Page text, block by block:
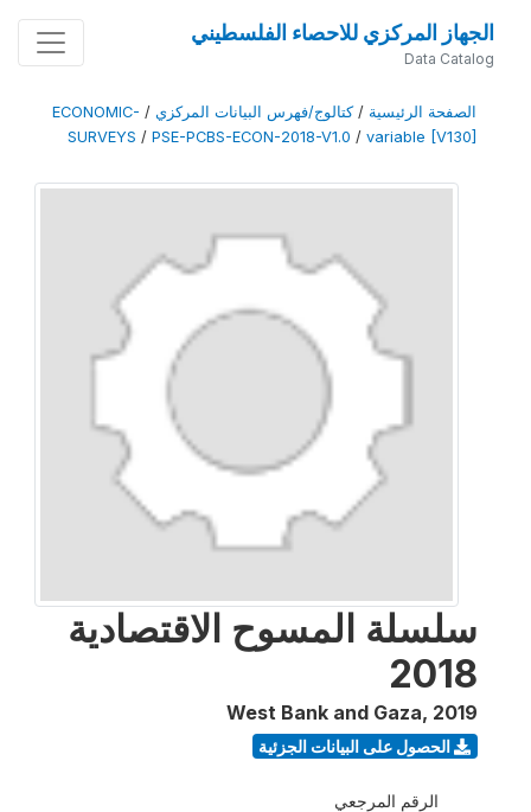
الجهاز المركزي للاحصاء الفلسطيني
Data Catalog
الصفحة الرئيسية /كتالوج/فهرس البيانات المركزي /
ECONOMIC-
SURVEYS / PSE-PCBS-ECON-2018-V1.0 / variable [V130]
سلسلة المسوح الاقتصادية
2018
West Bank and Gaza, 2019
الحصول على البيانات الجزئية
الرقم المرجعي